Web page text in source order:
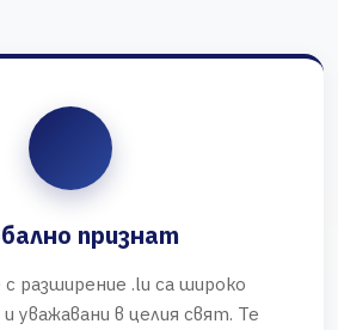
признат
разширение .lu са широко
и уважавани в целия свят. Те